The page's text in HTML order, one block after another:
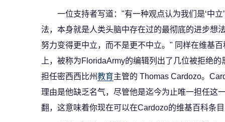
一位支持者写道："有一种观点认为我们是‘中
法，本身就是人类头脑中存在过的最彻底的进步想
努力变得更中立，而不是更不中立。" 同样在维基
上，被称为FloridaArmy的编辑列出了几位被拒绝
担任密西西比州教育主管的 Thomas Cardozo。
理由是他缺乏名气，尽管他是迄今为止唯一担任这
翻，这意味着你现在可以在Cardozo的维基百科条